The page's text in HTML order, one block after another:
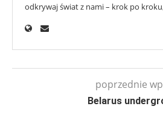
odkrywaj świat z nami – krok po
poprzednie
Belarus